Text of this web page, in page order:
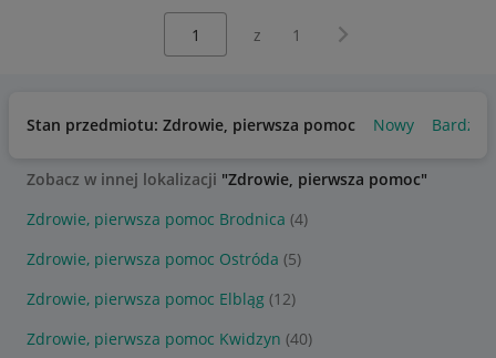
z 1 Następna strona
Stan przedmiotu: Zdrowie, pierwsza pomoc Nowy Bardzo
Zobacz w innej lokalizacji "Zdrowie, pierwsza pomoc"
Zdrowie, pierwsza pomoc Brodnica (4)
Zdrowie, pierwsza pomoc Ostróda (5)
Zdrowie, pierwsza pomoc Elbląg (12)
Zdrowie, pierwsza pomoc Kwidzyn (40)